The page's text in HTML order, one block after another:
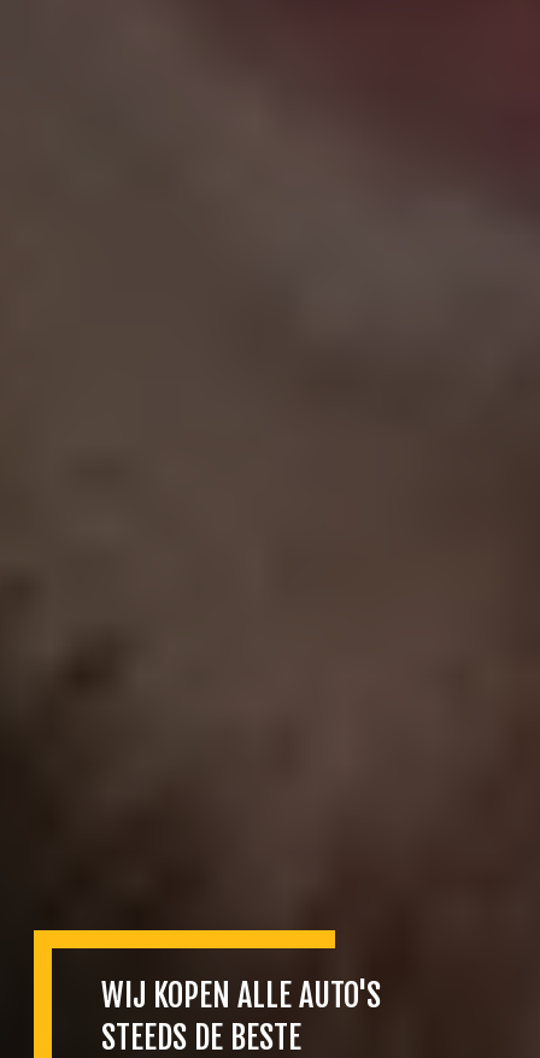
WIJ KOPEN ALLE AUTO'S
STEEDS DE BESTE